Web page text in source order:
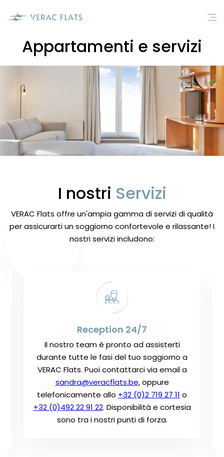
Appartamenti e servizi
I nostri Servizi
VERAC Flats offre un'ampia gamma di servizi di qualità
per assicurarti un soggiorno confortevole e rilassante! I
nostri servizi includono:
Reception 24/7
Il nostro team è pronto ad assisterti
durante tutte le fasi del tuo soggiorno a
VERAC Flats. Puoi contattarci via email a
sandra@veracflats.be, oppure
telefonicamente allo +32 (0)2 719 27 11 o
+32 (0)492 22 91 22. Disponibilità e cortesia
sono tra i nostri punti di forza.